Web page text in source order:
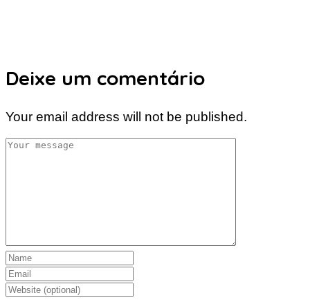
Deixe um comentário
Your email address will not be published.